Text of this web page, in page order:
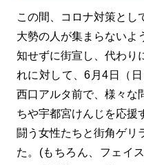
この間、コロナ対策とし
大勢の人が集まらないよ
知せずに街宣し、代わり
れに対して、6月4日（
西口アルタ前で、様々な
ちや宇都宮けんじを応援
闘う女性たちと街角ゲリ
た。(もちろん、フェイ